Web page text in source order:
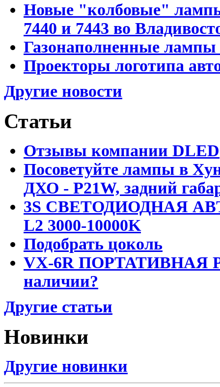
Новые "колбовые"
7440 и 7443 во
Газонаполненные лампы
Проекторы логотипа
Другие новости
Статьи
Отзывы компании DLED
Посоветуйте лампы в
ДХО - P21W, задний
3S СВЕТОДИОДНАЯ
L2 3000-10000K
Подобрать цоколь
VX-6R ПОРТАТИВНАЯ
наличии?
Другие статьи
Новинки
Другие новинки